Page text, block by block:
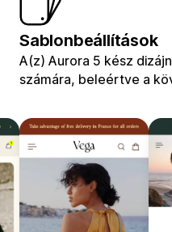
Sablonbeállítások
A(z) Aurora 5 kész
számára, beleértve a